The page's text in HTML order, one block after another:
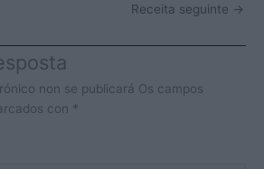
Receita seguinte →
non se publicará Os campos
con *